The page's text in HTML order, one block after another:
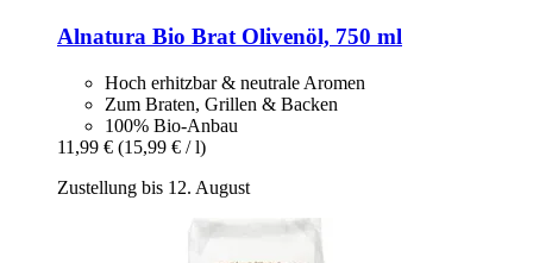
Alnatura Bio Brat Olivenöl, 750 ml
Hoch erhitzbar & neutrale Aromen
Zum Braten, Grillen & Backen
100% Bio-Anbau
11,99 € (15,99 € / l)
Zustellung bis 12. August